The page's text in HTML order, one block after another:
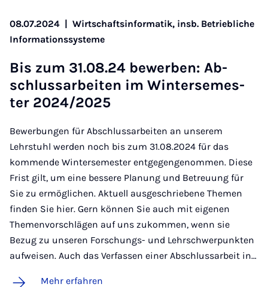
08.07.2024 | Wirtschaftsinformatik, insb. Betriebliche
Informationssysteme
Bis zum 31.08.24 be­wer­ben: Ab­
schluss­a­r­bei­ten im Win­ter­se­mes­
ter 2024/2025
Bewerbungen für Abschlussarbeiten an unserem
Lehrstuhl werden noch bis zum 31.08.2024 für das
kommende Wintersemester entgegengenommen. Diese
Frist gilt, um eine bessere Planung und Betreuung für
Sie zu ermöglichen. Aktuell ausgeschriebene Themen
finden Sie hier. Gern können Sie auch mit eigenen
Themenvorschlägen auf uns zukommen, wenn sie
Bezug zu unseren Forschungs- und Lehrschwerpunkten
aufweisen. Auch das Verfassen einer Abschlussarbeit in…
Mehr erfahren